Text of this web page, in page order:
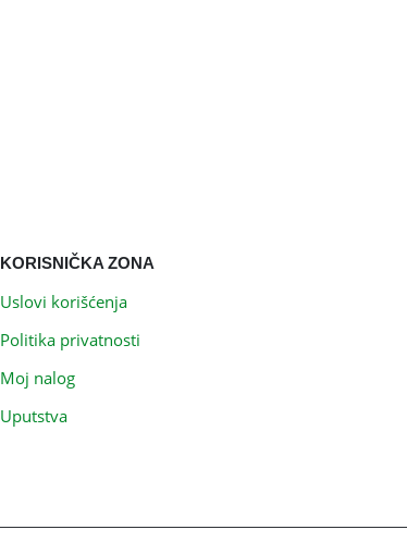
KORISNIČKA ZONA
Uslovi korišćenja
Politika privatnosti
Moj nalog
Uputstva